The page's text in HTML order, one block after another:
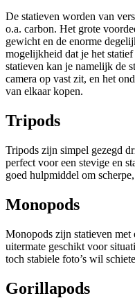
De statieven worden van
o.a. carbon. Het grote
gewicht en de enorme
mogelijkheid dat je het
statieven kan je namelijk de
camera op vast zit, en het
van elkaar kopen.
Tripods
Tripods zijn simpel gezegd
perfect voor een stevige en
goed hulpmiddel om
Monopods
Monopods zijn statieven met
uitermate geschikt voor
toch stabiele foto’s wil
Gorillapods